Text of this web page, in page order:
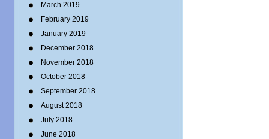
March 2019
February 2019
January 2019
December 2018
November 2018
October 2018
September 2018
August 2018
July 2018
June 2018